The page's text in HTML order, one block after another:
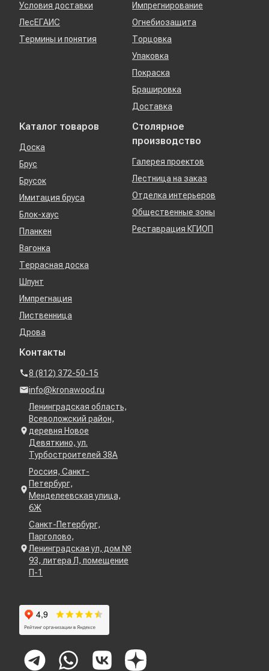
Условия доставки
ЛесЕГАИС
Термины и понятия
Импрегнирование
Огнебиозащита
Торцовка
Упаковка
Покраска
Брашировка
Доставка
Каталог товаров
Доска
Брус
Брусок
Имитация бруса
Блок-хаус
Планкен
Вагонка
Террасная доска
Шпунт
Импрегнация
Лиственница
Дрова
Столярное
производство
Галерея проектов
Лестница на заказ
Отделка интерьеров
Общественные зоны
Реставрация КГИОП
Контакты
8 (812) 372-50-15
info@kronawood.ru
Ленинградская область,
Всеволожский район,
деревня Новое
Девяткино, ул.
Турбостроителей 38А
Россия, Санкт-
Петербург,
Менделеевская улица,
6Ж
Санкт-Петербург,
Парголово,
Ленинградская ул, дом №
93, литера Л, помещение
П-1